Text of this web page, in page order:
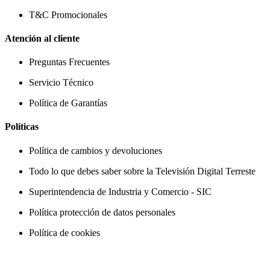
T&C Promocionales
Atención al cliente
Preguntas Frecuentes
Servicio Técnico
Política de Garantías
Políticas
Política de cambios y devoluciones
Todo lo que debes saber sobre la Televisión Digital Terreste
Superintendencia de Industria y Comercio - SIC
Política protección de datos personales
Política de cookies